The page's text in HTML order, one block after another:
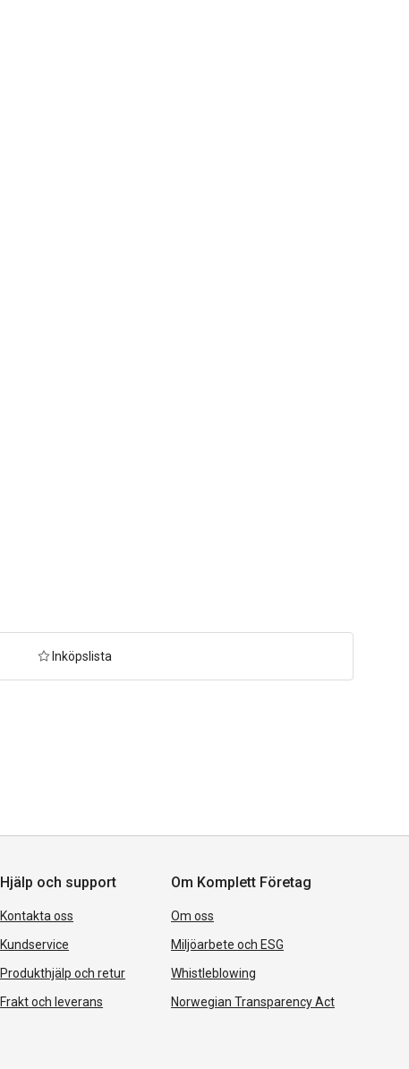
Inköpslista
Hjälp och support
Kontakta oss
Kundservice
Produkthjälp och retur
Frakt och leverans
Om Komplett Företag
Om oss
Miljöarbete och ESG
Whistleblowing
Norwegian Transparency Act